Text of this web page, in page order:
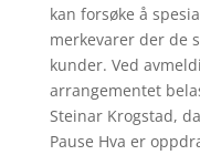
kan forsøke å
merkevarer der de
kunder. Ved
arrangementet
Steinar Krogstad,
Pause Hva er